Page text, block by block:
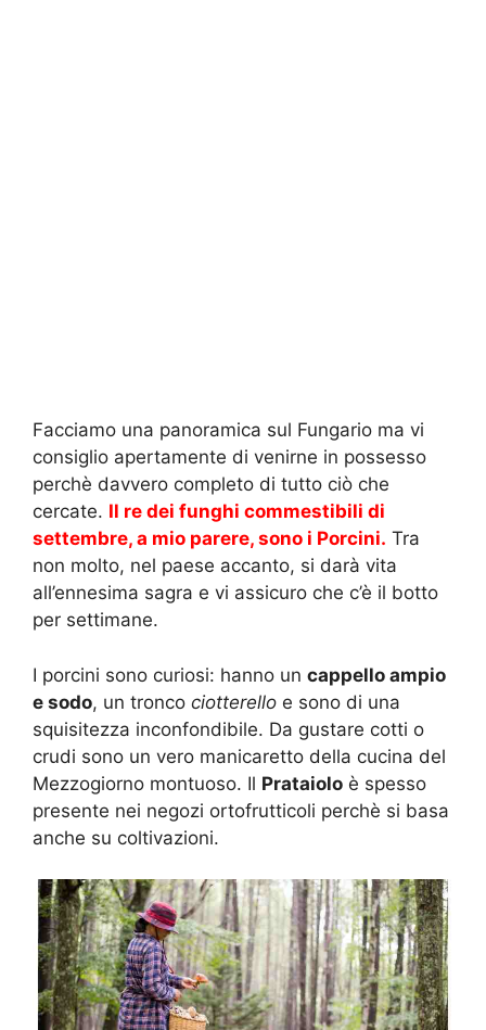
Facciamo una panoramica sul Fungario ma vi
consiglio apertamente di venirne in possesso
perchè davvero completo di tutto ciò che
cercate. Il re dei funghi commestibili di
settembre, a mio parere, sono i Porcini. Tra
non molto, nel paese accanto, si darà vita
all’ennesima sagra e vi assicuro che c’è il botto
per settimane.
I porcini sono curiosi: hanno un cappello ampio
e sodo, un tronco ciotterello e sono di una
squisitezza inconfondibile. Da gustare cotti o
crudi sono un vero manicaretto della cucina del
Mezzogiorno montuoso. Il Prataiolo è spesso
presente nei negozi ortofrutticoli perchè si basa
anche su coltivazioni.